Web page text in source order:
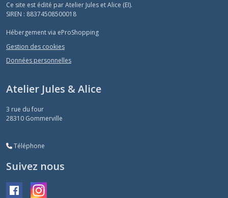
Ce site est édité par Atelier Jules et Alice (EI).
SIREN : 88374508500018
Hébergement via eProShopping
Gestion des cookies
Données personnelles
Atelier Jules & Alice
3 rue du four
28310 Gommerville
Téléphone
Suivez nous